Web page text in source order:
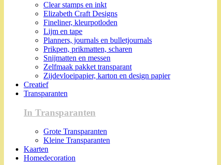
Clear stamps en inkt
Elizabeth Craft Designs
Fineliner, kleurpotloden
Lijm en tape
Planners, journals en bulletjournals
Prikpen, prikmatten, scharen
Snijmatten en messen
Zelfmaak pakket transparant
Zijdevloeipapier, karton en design papier
Creatief
Transparanten
In Transparanten
Grote Transparanten
Kleine Transparanten
Kaarten
Homedecoration